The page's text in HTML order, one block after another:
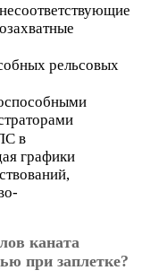
рельсовых
в
графики
каната
при заплетке?